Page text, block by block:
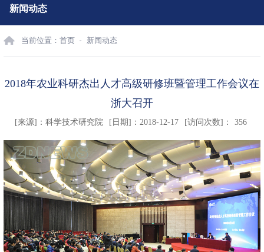
新闻动态
当前位置： 首页 新闻动态
2018年农业科研杰出人才高级研修班暨管理工作会议在
浙大召开
[来源]： 科学技术研究院 [日期]：2018-12-17 [访问次数]： 356